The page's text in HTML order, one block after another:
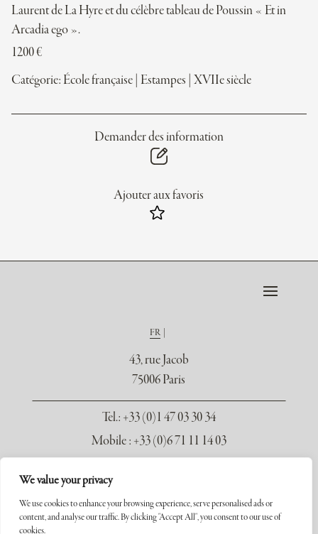
We value your privacy
We use cookies to enhance your browsing experience, serve personalised ads or
content, and analyse our traffic. By clicking "Accept All", you consent to our use of
cookies.
Laurent de La Hyre et du célèbre tableau de Poussin « Et in
Arcadia ego ».
1200€
Catégorie: École française Estampes XVIIe siècle
Demander des information
Ajouter aux favoris
FR
43, rue Jacob
75006 Paris
Tel.: +33 (0)1 47 03 30 34
Mobile : +33 (0)6 71 11 14 03